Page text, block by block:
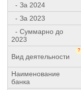
- За 2024
- За 2023
- Суммарно до
2023
Вид деятельности
?
Наименование
банка